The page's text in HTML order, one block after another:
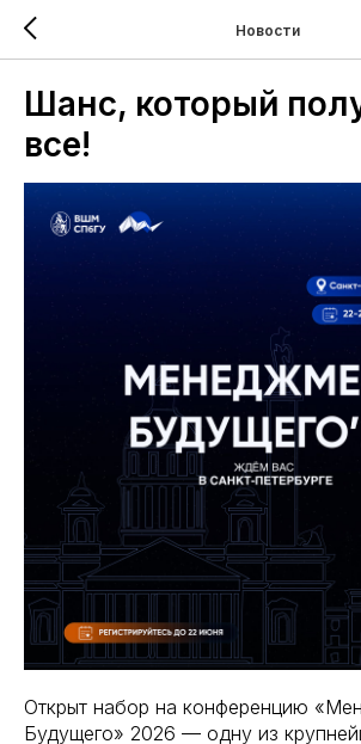
Новости
Шанс, который
все!
Открыт набор на конференцию
Будущего» 2026 — одну из